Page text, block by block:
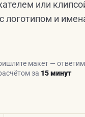
или
логотипом и
макет — ответим
за 15 минут